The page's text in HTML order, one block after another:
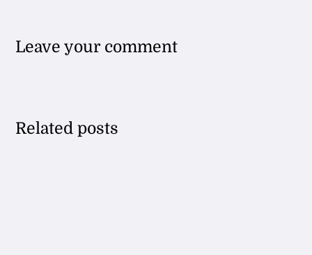
Leave your comment
Related posts